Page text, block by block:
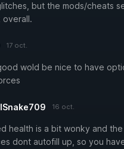
but the mods/cheats
17 oct.
wold be nice to have
16 oct.
health is a bit wonky and the
dont autofill up, so you